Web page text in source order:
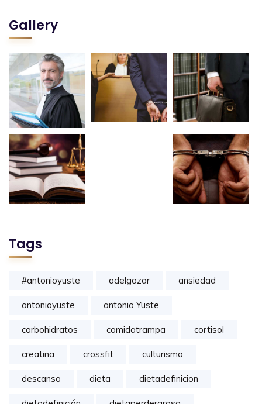
Gallery
Tags
#antonioyuste adelgazar ansiedad
antonioyuste antonio Yuste
carbohidratos comidatrampa cortisol
creatina crossfit culturismo
descanso dieta dietadefinicion